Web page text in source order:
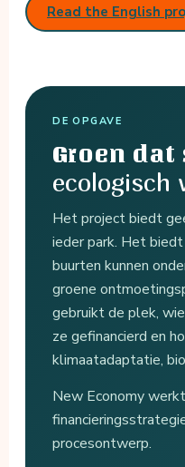
Read the English
DE OPGAVE
Groen dat
ecologisch
Het project biedt
ieder park. Het
buurten kunnen
groene
gebruikt de plek,
ze gefinancierd en
klimaatadaptatie,
New Economy
procesontwerp.